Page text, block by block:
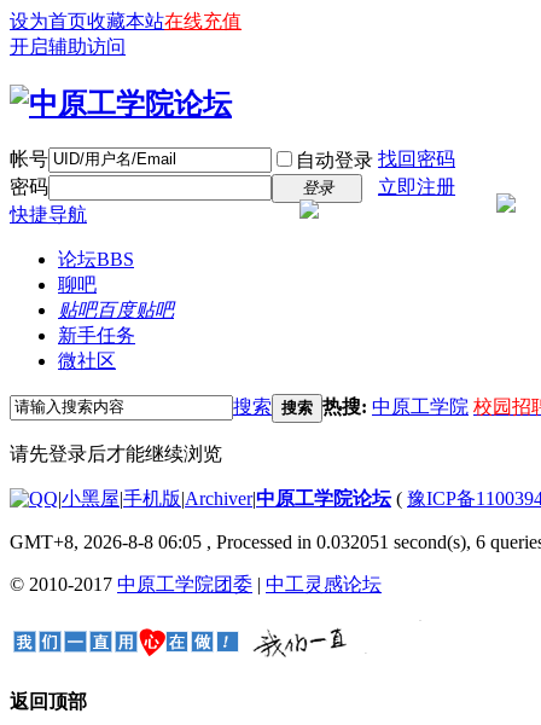
设为首页收藏本站在线充值
开启辅助访问
帐号 自动登录 找回密码
密码
登录
立即注册
快捷导航
论坛BBS
聊吧
贴吧百度贴吧
新手任务
微社区
搜索 搜索 热搜: 中原工学院 校园招
请先登录后才能继续浏览
|小黑屋|手机版|Archiver|中原工学院论坛( 豫ICP备
GMT+8, 2026-8-8 06:05 , Processed in 0.032051 second(s), 6
© 2010-2017 中原工学院团委 | 中工灵感论坛
返回顶部